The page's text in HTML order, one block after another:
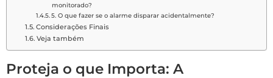
monitorado?
5. O que fazer se o alarme disparar acidentalmente?
Considerações Finais
Veja também
Proteja o que Importa: A